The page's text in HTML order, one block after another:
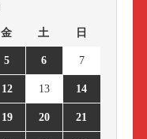
金 土 日
5 6 7
12 13 14
19 20 21